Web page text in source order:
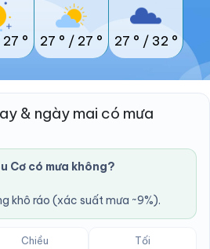
27 ° 27 ° / 27 ° 27 ° / 32 °
& ngày mai có mưa
Cơ có mưa không?
khô ráo (xác suất mưa ~9%).
Chiều Tối